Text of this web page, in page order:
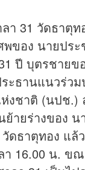
า 31 วัดธาตุ
ของ นายปร
ปี บุตรชายข
ะธานแนวร่ว
งชาติ (นปช.)
ย้ายร่างของ
ดธาตุทอง แล้
า 16.00 น. ข